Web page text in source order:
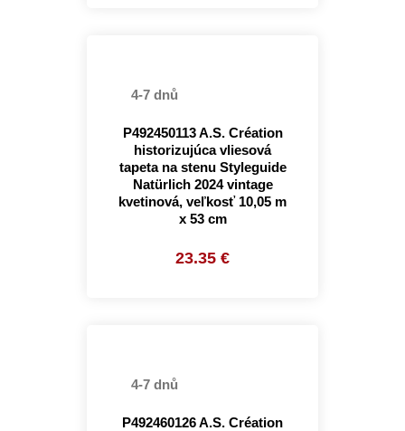
4-7 dnů
P492450113 A.S. Création
historizujúca vliesová
tapeta na stenu Styleguide
Natürlich 2024 vintage
kvetinová, veľkosť 10,05 m
x 53 cm
23.35 €
4-7 dnů
P492460126 A.S. Création